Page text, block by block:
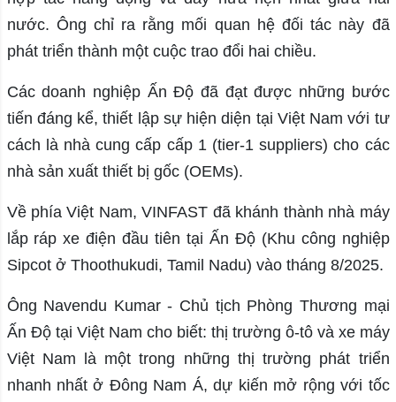
nước. Ông chỉ ra rằng mối quan hệ đối tác này đã
phát triển thành một cuộc trao đổi hai chiều.
Các doanh nghiệp Ấn Độ đã đạt được những bước
tiến đáng kể, thiết lập sự hiện diện tại Việt Nam với tư
cách là nhà cung cấp cấp 1 (tier-1 suppliers) cho các
nhà sản xuất thiết bị gốc (OEMs).
Về phía Việt Nam, VINFAST đã khánh thành nhà máy
lắp ráp xe điện đầu tiên tại Ấn Độ (Khu công nghiệp
Sipcot ở Thoothukudi, Tamil Nadu) vào tháng 8/2025.
Ông Navendu Kumar - Chủ tịch Phòng Thương mại
Ấn Độ tại Việt Nam cho biết: thị trường ô-tô và xe máy
Việt Nam là một trong những thị trường phát triển
nhanh nhất ở Đông Nam Á, dự kiến mở rộng với tốc